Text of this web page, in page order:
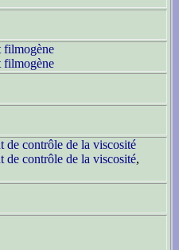
filmogène
filmogène
de contrôle de la viscosité
de contrôle de la viscosité,